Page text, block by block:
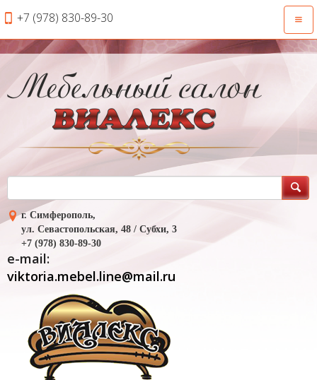
+7 (978) 830-89-30
г. Симферополь,
ул. Севастопольская, 48 / Субхи, 3
+7 (978) 830-89-30
e-mail:
viktoria.mebel.line@mail.ru